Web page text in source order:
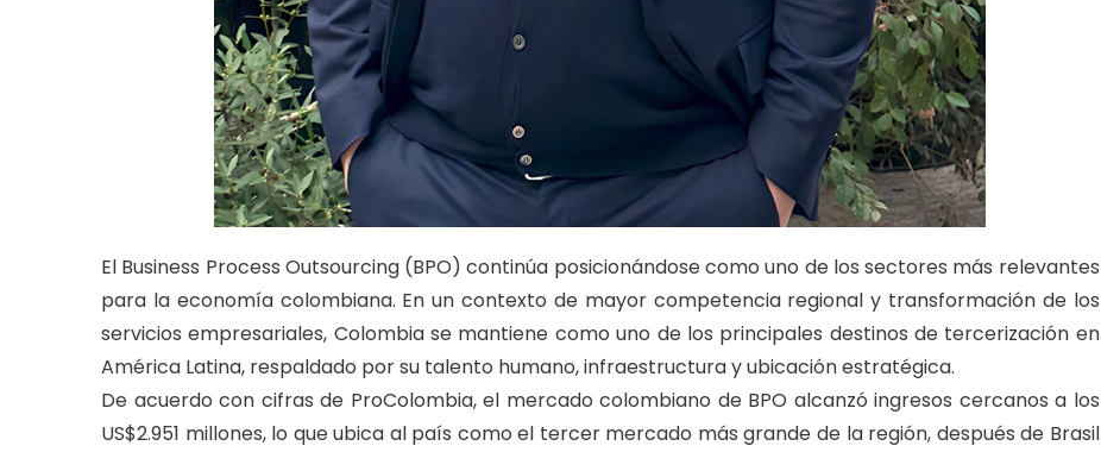
El Business Process Outsourcing (BPO) continúa posicionándose como uno de los sectores más relevantes
para la economía colombiana. En un contexto de mayor competencia regional y transformación de los
servicios empresariales, Colombia se mantiene como uno de los principales destinos de tercerización en
América Latina, respaldado por su talento humano, infraestructura y ubicación estratégica.
De acuerdo con cifras de ProColombia, el mercado colombiano de BPO alcanzó ingresos cercanos a los
US$2.951 millones, lo que ubica al país como el tercer mercado más grande de la región, después de Brasil